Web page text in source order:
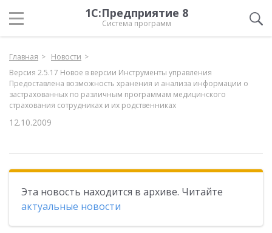
1С:Предприятие 8
Система программ
Главная
Новости
Версия 2.5.17 Новое в версии Инструменты управления
Предоставлена возможность хранения и анализа информации о
застрахованных по различным программам медицинского
страхования сотрудниках и их родственниках
12.10.2009
Эта новость находится в архиве. Читайте
актуальные новости